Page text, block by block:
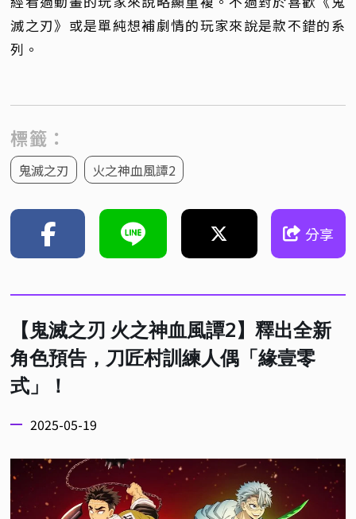
滅之刃》或是單純想補劇情的玩家來說是款不錯的系
列。
標籤：
鬼滅之刃 火之神血風譚2
分享
【鬼滅之刃 火之神血風譚2】釋出全新
角色預告，刀匠村訓練人偶「緣壹零
式」！
2025-05-19